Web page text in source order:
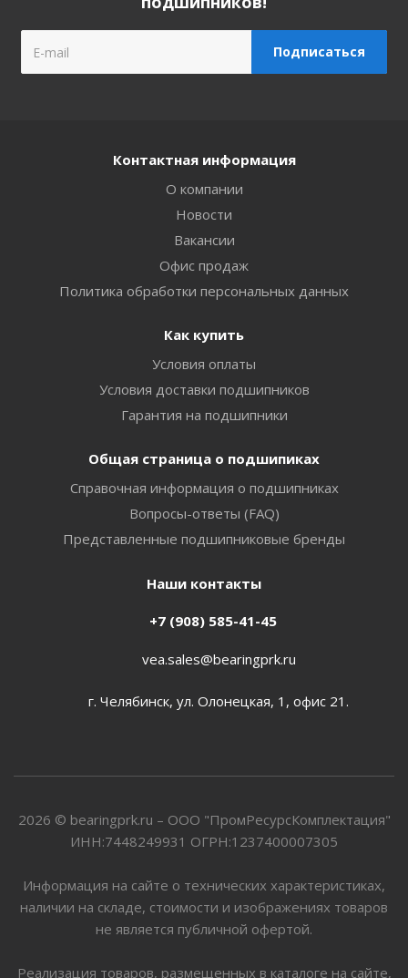
Контактная информация
О компании
Новости
Вакансии
Офис продаж
Политика обработки персональных данных
Как купить
Условия оплаты
Условия доставки подшипников
Гарантия на подшипники
Общая страница о подшипиках
Справочная информация о подшипниках
Вопросы-ответы (FAQ)
Представленные подшипниковые бренды
Наши контакты
+7 (908) 585-41-45
vea.sales@bearingprk.ru
г. Челябинск, ул. Олонецкая, 1, офис 21.
2026 © bearingprk.ru – ООО "ПромРесурсКомплектация"
ИНН:7448249931 ОГРН:1237400007305
Информация на сайте о технических характеристиках,
наличии на складе, стоимости и изображениях товаров
не является публичной офертой.
Реализация товаров, размещенных в каталоге на сайте,